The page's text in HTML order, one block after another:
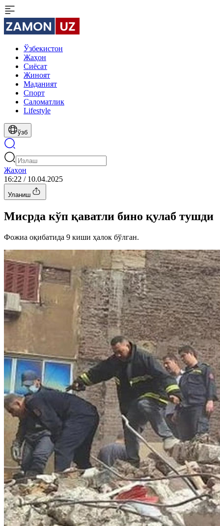
Ўзбекистон
Жаҳон
Сиёсат
Жиноят
Маданият
Спорт
Cаломатлик
Lifestyle
ўзб
Жаҳон
16:22 / 10.04.2025
Уланиш
Мисрда кўп қаватли бино қулаб тушди
Фожиа оқибатида 9 киши ҳалок бўлган.